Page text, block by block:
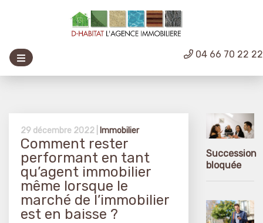
04 66 70 22 22
29 décembre 2022 | Immobilier
Comment rester
performant en tant
qu’agent immobilier
même lorsque le
marché de l’immobilier
est en baisse ?
Succession
bloquée